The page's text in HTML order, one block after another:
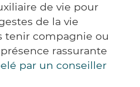
de vie pour
de la vie
tenir compagnie ou
rassurante
par un conseiller